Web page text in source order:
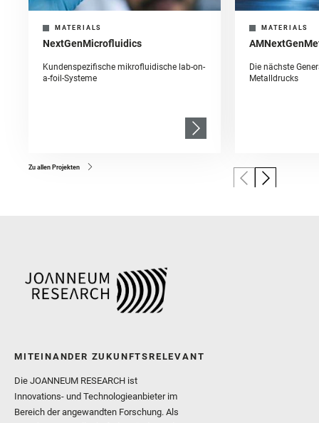
MATERIALS
NextGenMicrofluidics
Kundenspezifische mikrofluidische lab-on-
a-foil-Systeme
MATERIALS
Die nächste
Metalldrucks
Zu allen Projekten
MITEINANDER ZUKUNFTSRELEVANT
Die JOANNEUM RESEARCH ist
Innovations- und Technologieanbieter im
Bereich der angewandten Forschung. Als